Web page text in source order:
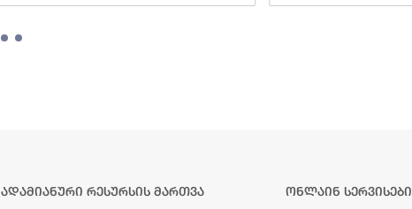
ადამიანური რესურსის მართვა ონლაინ სერვისები